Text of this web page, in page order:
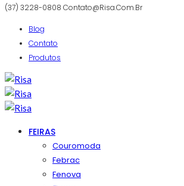
(37) 3228-0808 Contato@risa.com.br
Blog
Contato
Produtos
FEIRAS
Couromoda
Febrac
Fenova